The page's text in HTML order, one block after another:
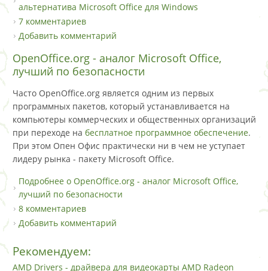
альтернатива Microsoft Office для Windows
7 комментариев
Добавить комментарий
OpenOffice.org - аналог Microsoft Office,
лучший по безопасности
Часто OpenOffice.org является одним из первых
программных пакетов, который устанавливается на
компьютеры коммерческих и общественных организаций
при переходе на бесплатное программное обеспечение.
При этом Опен Офис практически ни в чем не уступает
лидеру рынка - пакету Microsoft Office.
Подробнее о OpenOffice.org - аналог Microsoft Office,
лучший по безопасности
8 комментариев
Добавить комментарий
Рекомендуем:
AMD Drivers - драйвера для видеокарты AMD Radeon